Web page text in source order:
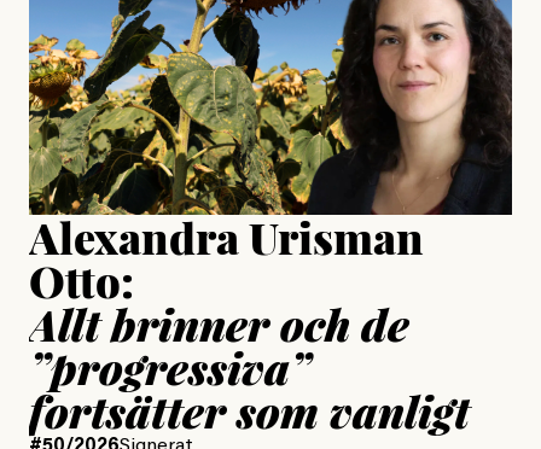
Publicerad24 July, 2026
Jesper Lundby
Publicerad15 July, 2026
Uppdaterad15 July, 2026
Alexandra Urisman
Otto:
Allt brinner och de
”progressiva”
fortsätter som vanligt